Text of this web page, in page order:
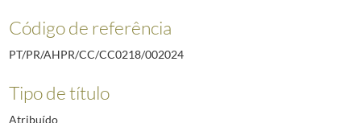
Código de referência
PT/PR/AHPR/CC/CC0218/002024
Tipo de título
Atribuído